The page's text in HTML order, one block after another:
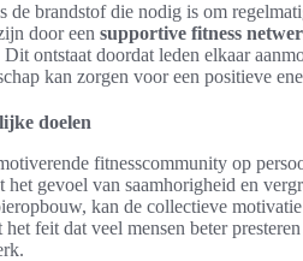
de brandstof die nodig is om
door een supportive fitness
ontstaat doordat leden elkaar
kan zorgen voor een positieve
doelen
fitnesscommunity op
het gevoel van saamhorigheid en
kan de collectieve
feit dat veel mensen beter